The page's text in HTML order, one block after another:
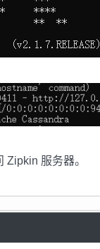
Zipkin 服务器。